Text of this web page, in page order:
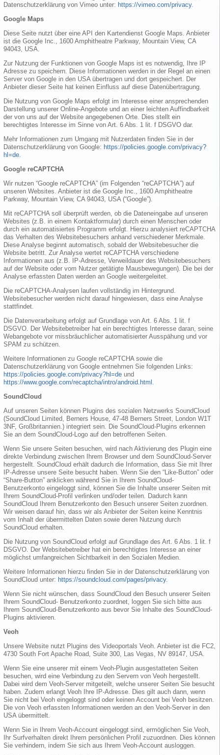
Datenschutzerklärung von Vimeo unter: https://vimeo.com/privacy.
Google Maps
Diese Seite nutzt über eine API den Kartendienst Google Maps. Anbieter
ist die Google Inc., 1600 Amphitheatre Parkway, Mountain View, CA
94043, USA.
Zur Nutzung der Funktionen von Google Maps ist es notwendig, Ihre IP
Adresse zu speichern. Diese Informationen werden in der Regel an einen
Server von Google in den USA übertragen und dort gespeichert. Der
Anbieter dieser Seite hat keinen Einfluss auf diese Datenübertragung.
Die Nutzung von Google Maps erfolgt im Interesse einer ansprechenden
Darstellung unserer Online-Angebote und an einer leichten Auffindbarkeit
der von uns auf der Website angegebenen Orte. Dies stellt ein
berechtigtes Interesse im Sinne von Art. 6 Abs. 1 lit. f DSGVO dar.
Mehr Informationen zum Umgang mit Nutzerdaten finden Sie in der
Datenschutzerklärung von Google: https://policies.google.com/privacy?
hl=de
Google reCAPTCHA
Wir nutzen “Google reCAPTCHA” (im Folgenden “reCAPTCHA”) auf
unseren Websites. Anbieter ist die Google Inc., 1600 Amphitheatre
Parkway, Mountain View, CA 94043, USA (“Google”).
Mit reCAPTCHA soll überprüft werden, ob die Dateneingabe auf unseren
Websites (z.B. in einem Kontaktformular) durch einen Menschen oder
durch ein automatisiertes Programm erfolgt. Hierzu analysiert reCAPTCHA
das Verhalten des Websitebesuchers anhand verschiedener Merkmale.
Diese Analyse beginnt automatisch, sobald der Websitebesucher die
Website betritt. Zur Analyse wertet reCAPTCHA verschiedene
Informationen aus (z.B. IP-Adresse, Verweildauer des Websitebesuchers
auf der Website oder vom Nutzer getätigte Mausbewegungen). Die bei der
Analyse erfassten Daten werden an Google weitergeleitet.
Die reCAPTCHA-Analysen laufen vollständig im Hintergrund.
Websitebesucher werden nicht darauf hingewiesen, dass eine Analyse
stattfindet.
Die Datenverarbeitung erfolgt auf Grundlage von Art. 6 Abs. 1 lit. f
DSGVO. Der Websitebetreiber hat ein berechtigtes Interesse daran, seine
Webangebote vor missbräuchlicher automatisierter Ausspähung und vor
SPAM zu schützen.
Weitere Informationen zu Google reCAPTCHA sowie die
Datenschutzerklärung von Google entnehmen Sie folgenden Links:
https://policies.google.com/privacy?hl=de und
https://www.google.com/recaptcha/intro/android.html
SoundCloud
Auf unseren Seiten können Plugins des sozialen Netzwerks SoundCloud
(SoundCloud Limited, Berners House, 47-48 Berners Street, London W1T
3NF, Großbritannien.) integriert sein. Die SoundCloud-Plugins erkennen
Sie an dem SoundCloud-Logo auf den betroffenen Seiten.
Wenn Sie unsere Seiten besuchen, wird nach Aktivierung des Plugin eine
direkte Verbindung zwischen Ihrem Browser und dem SoundCloud-Server
hergestellt. SoundCloud erhält dadurch die Information, dass Sie mit Ihrer
IP-Adresse unsere Seite besucht haben. Wenn Sie den “Like-Button” oder
“Share-Button” anklicken während Sie in Ihrem SoundCloud-
Benutzerkonto eingeloggt sind, können Sie die Inhalte unserer Seiten mit
Ihrem SoundCloud-Profil verlinken und/oder teilen. Dadurch kann
SoundCloud Ihrem Benutzerkonto den Besuch unserer Seiten zuordnen.
Wir weisen darauf hin, dass wir als Anbieter der Seiten keine Kenntnis
vom Inhalt der übermittelten Daten sowie deren Nutzung durch
SoundCloud erhalten.
Die Nutzung von SoundCloud erfolgt auf Grundlage des Art. 6 Abs. 1 lit. f
DSGVO. Der Websitebetreiber hat ein berechtigtes Interesse an einer
möglichst umfangreichen Sichtbarkeit in den Sozialen Medien.
Weitere Informationen hierzu finden Sie in der Datenschutzerklärung von
SoundCloud unter: https://soundcloud.com/pages/privacy.
Wenn Sie nicht wünschen, dass SoundCloud den Besuch unserer Seiten
Ihrem SoundCloud- Benutzerkonto zuordnet, loggen Sie sich bitte aus
Ihrem SoundCloud-Benutzerkonto aus bevor Sie Inhalte des SoundCloud-
Plugins aktivieren.
Veoh
Unsere Website nutzt Plugins des Videoportals Veoh. Anbieter ist die FC2,
4730 South Fort Apache Road, Suite 300, Las Vegas, NV 89147, USA.
Wenn Sie eine unserer mit einem Veoh-Plugin ausgestatteten Seiten
besuchen, wird eine Verbindung zu den Servern von Veoh hergestellt.
Dabei wird dem Veoh-Server mitgeteilt, welche unserer Seiten Sie besucht
haben. Zudem erlangt Veoh Ihre IP-Adresse. Dies gilt auch dann, wenn
Sie nicht bei Veoh eingeloggt sind oder keinen Account bei Veoh besitzen.
Die von Veoh erfassten Informationen werden an den Veoh-Server in den
USA übermittelt.
Wenn Sie in Ihrem Veoh-Account eingeloggt sind, ermöglichen Sie Veoh,
Ihr Surfverhalten direkt Ihrem persönlichen Profil zuzuordnen. Dies können
Sie verhindern, indem Sie sich aus Ihrem Veoh-Account ausloggen.